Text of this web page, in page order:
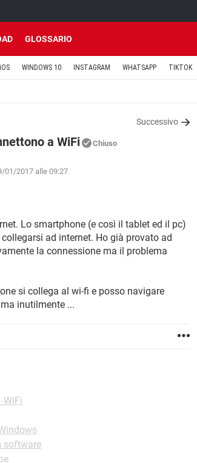
GLOSSARIO
iOS WINDOWS 10 INSTAGRAM WHATSAPP TIKTOK
Successivo
a WiFi Chiuso
01/2017 alle 09:27
Lo smartphone (e così il tablet ed il pc)
ad internet. Ho già provato ad
la connessione ma il problema
si collega al wi-fi e posso navigare
inutilmente ...
WiFi
software